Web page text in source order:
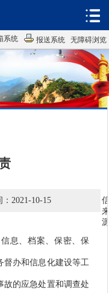
报送系统 无障碍浏览
系统
2021-10-15
息、档案、保密、保
督办和信息化建设等工
故的应急处置和调查处